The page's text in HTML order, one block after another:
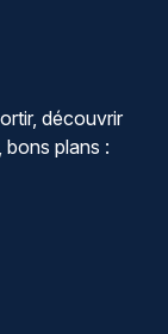
découvrir
plans :